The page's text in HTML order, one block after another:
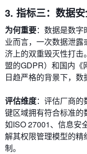
3. 指标三：数据
为何重要：数据是数
业而言，一次数据泄
济上的双重毁灭性打
盟的GDPR）和国内《
日趋严格的背景下，数
评估维度：评估厂商
键区域拥有符合标准的
如ISO 27001、信息安
解其权限管理模型的
制。